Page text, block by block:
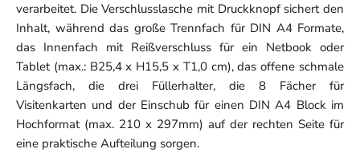
verarbeitet. Die Verschlusslasche mit Druckknopf sichert den
Inhalt, während das große Trennfach für DIN A4 Formate,
das Innenfach mit Reißverschluss für ein Netbook oder
Tablet (max.: B25,4 x H15,5 x T1,0 cm), das offene schmale
Längsfach, die drei Füllerhalter, die 8 Fächer für
Visitenkarten und der Einschub für einen DIN A4 Block im
Hochformat (max. 210 x 297mm) auf der rechten Seite für
eine praktische Aufteilung sorgen.